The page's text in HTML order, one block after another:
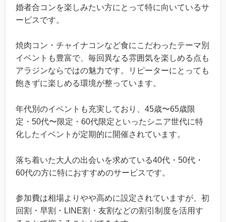
婚者合コンを楽しみたい方にとって特に向いているサ
ービスです。
焼肉コン・チャイナコンなど食にこだわったテーマ別
イベントも豊富で、毎回異なる雰囲気を楽しめる点も
アラジンならではの魅力です。リピーターにとっても
飽きずに楽しめる環境が整っています。
年代別のイベントも充実しており、45歳〜65歳限
定・50代〜限定・60代限定といったシニア世代に特
化したイベントが定期的に開催されています。
落ち着いた大人の出会いを求めている40代・50代・
60代の方に特におすすめのサービスです。
参加費は相場よりやや高めに設定されていますが、初
回割・早割・LINE割・友割などの割引制度を活用す